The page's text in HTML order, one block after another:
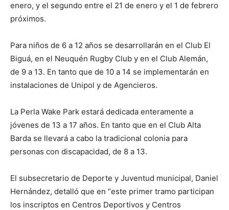
enero, y el segundo entre el 21 de enero y el 1 de febrero
próximos.
Para niños de 6 a 12 años se desarrollarán en el Club El
Biguá, en el Neuquén Rugby Club y en el Club Alemán,
de 9 a 13. En tanto que de 10 a 14 se implementarán en
instalaciones de Unipol y de Agencieros.
La Perla Wake Park estará dedicada enteramente a
jóvenes de 13 a 17 años. En tanto que en el Club Alta
Barda se llevará a cabo la tradicional colonia para
personas con discapacidad, de 8 a 13.
El subsecretario de Deporte y Juventud municipal, Daniel
Hernández, detalló que en “este primer tramo participan
los inscriptos en Centros Deportivos y Centros